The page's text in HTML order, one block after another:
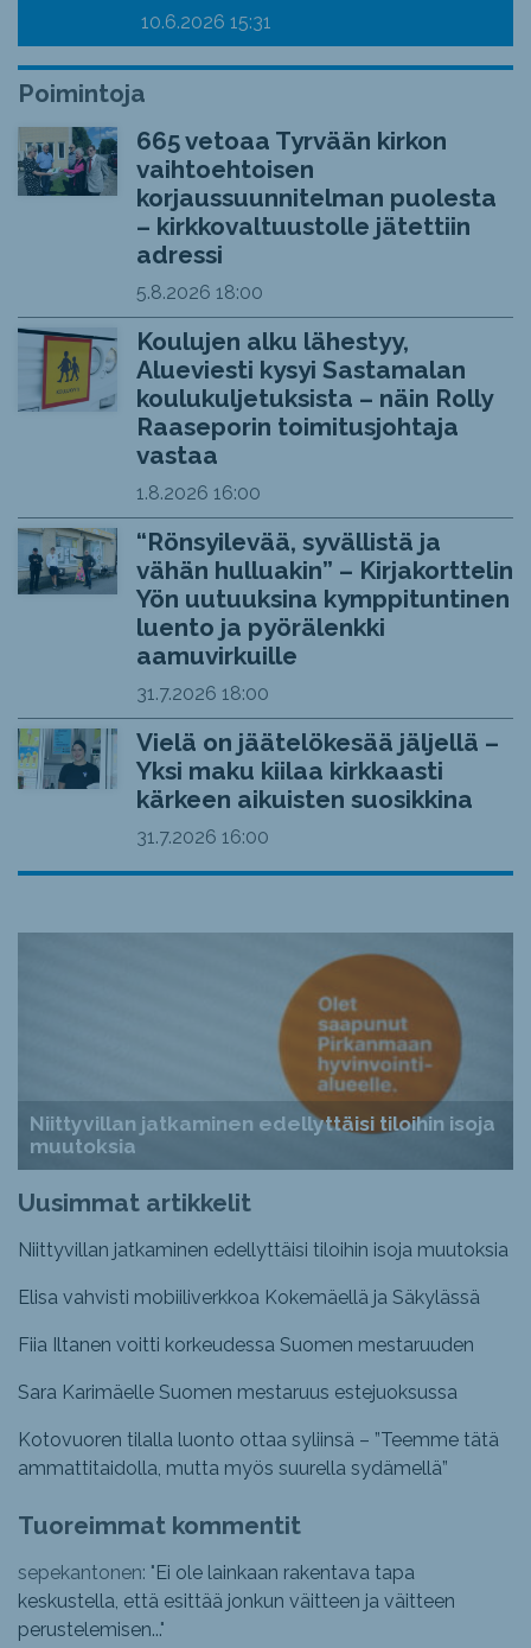
10.6.2026 15:31
Poimintoja
665 vetoaa Tyrvään kirkon
vaihtoehtoisen
korjaussuunnitelman puolesta
– kirkkovaltuustolle jätettiin
adressi
5.8.2026 18:00
Koulujen alku lähestyy,
Alueviesti kysyi Sastamalan
koulukuljetuksista – näin Rolly
Raaseporin toimitusjohtaja
vastaa
1.8.2026 16:00
“Rönsyilevää, syvällistä ja
vähän hulluakin” – Kirjakorttelin
Yön uutuuksina kymppituntinen
luento ja pyörälenkki
aamuvirkuille
31.7.2026 18:00
Vielä on jäätelökesää jäljellä –
Yksi maku kiilaa kirkkaasti
kärkeen aikuisten suosikkina
31.7.2026 16:00
Niittyvillan jatkaminen edellyttäisi tiloihin isoja
muutoksia
Uusimmat artikkelit
Niittyvillan jatkaminen edellyttäisi tiloihin isoja muutoksia
Elisa vahvisti mobiiliverkkoa Kokemäellä ja Säkylässä
Fiia Iltanen voitti korkeudessa Suomen mestaruuden
Sara Karimäelle Suomen mestaruus estejuoksussa
Kotovuoren tilalla luonto ottaa syliinsä – ”Teemme tätä
ammattitaidolla, mutta myös suurella sydämellä”
Tuoreimmat kommentit
sepekantonen: "Ei ole lainkaan rakentava tapa
keskustella, että esittää jonkun väitteen ja väitteen
perustelemisen..."